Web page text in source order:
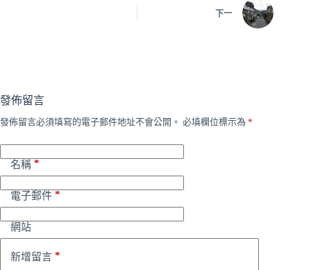
下一
發佈留言
發佈留言必須填寫的電子郵件地址不會公開。 必填欄位標示為 *
名稱 *
電子郵件 *
網站
新增留言 *